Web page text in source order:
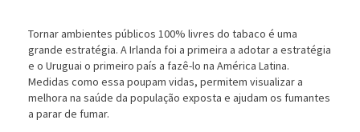
Tornar ambientes públicos 100% livres do tabaco é uma
grande estratégia. A Irlanda foi a primeira a adotar a estratégia
e o Uruguai o primeiro país a fazê-lo na América Latina.
Medidas como essa poupam vidas, permitem visualizar a
melhora na saúde da população exposta e ajudam os fumantes
a parar de fumar.